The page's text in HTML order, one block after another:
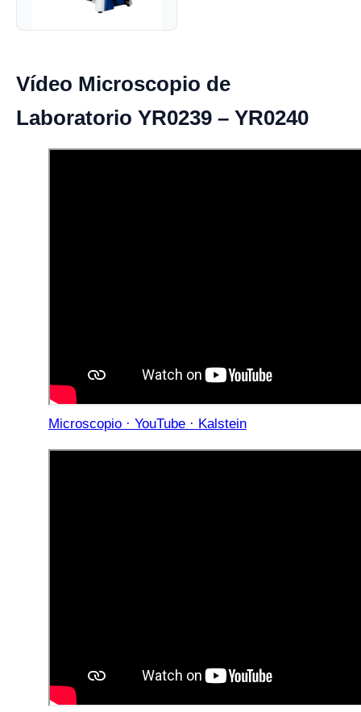
Vídeo Microscopio de
Laboratorio YR0239 – YR0240
Microscopio · YouTube · Kalstein